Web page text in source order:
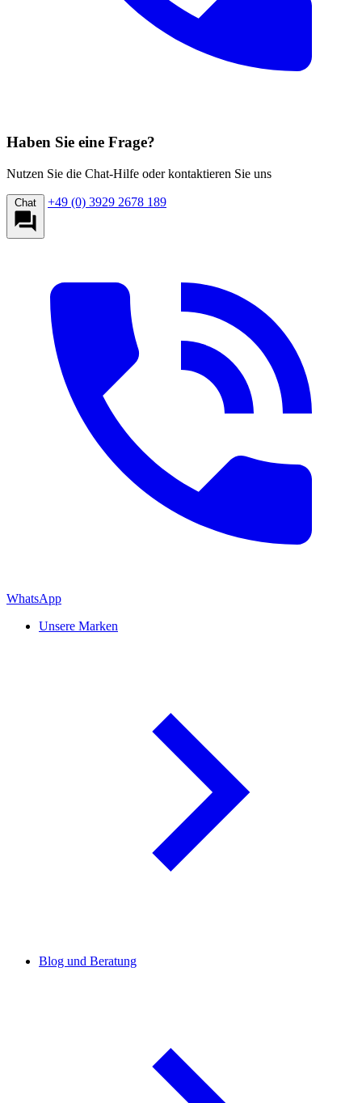
Haben Sie eine Frage?
Nutzen Sie die Chat-Hilfe oder kontaktieren Sie uns
Chat +49 (0) 3929 2678 189
WhatsApp
Unsere Marken
Blog und Beratung